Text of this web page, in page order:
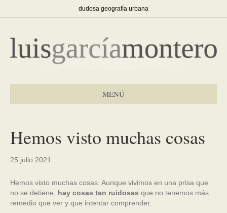
dudosa geografía urbana
MENÚ
Hemos visto muchas cosas
25 julio 2021
Hemos visto muchas cosas. Aunque vivimos en una prisa que
no se detiene,
hay cosas tan ruidosas que no tenemos más
remedio que ver y que intentar comprender.